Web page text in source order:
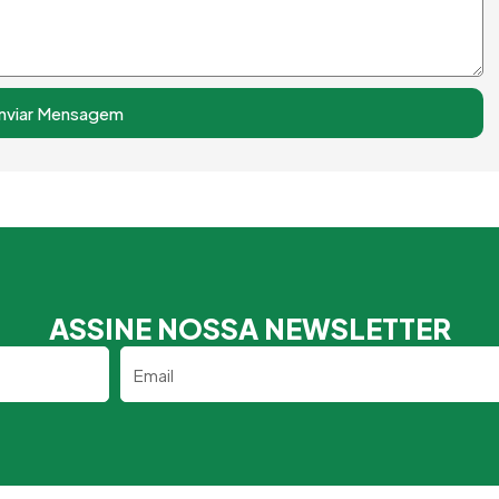
Mensagem
ASSINE NOSSA NEWSLETTER